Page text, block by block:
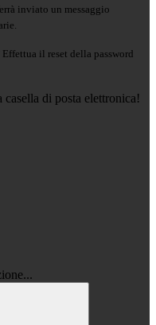
inviato un messaggio
il reset della password
di posta elettronica!